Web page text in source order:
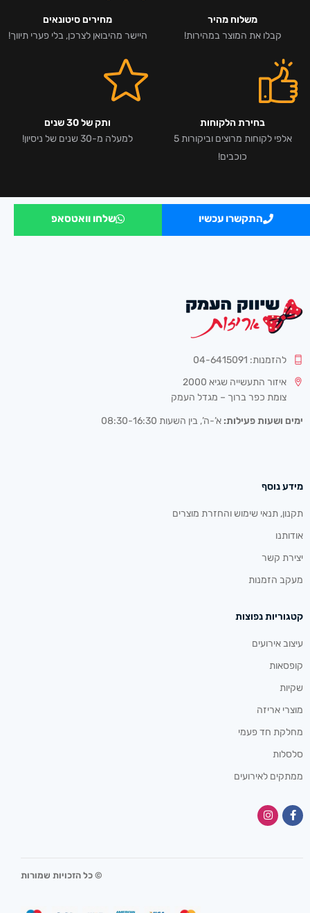
משלוח מהיר
קבלו את המוצר במהירות!
מחירים סיטונאים
היישר מהיבואן לצרכן, בלי פערי תיווך!
בחירת הלקוחות
אלפי לקוחות מרוצים וביקורות 5
כוכבים!
ותק של 30 שנים
למעלה מ-30 שנים של ניסיון!
התקשרו עכשיו שלחו וואטסאפ
להזמנות: 04-6415091
איזור התעשייה שגיא 2000
צומת כפר ברוך – מגדל העמק
ימים ושעות פעילות: א’-ה’, בין השעות 08:30-16:30
מידע נוסף
תקנון, תנאי שימוש והחזרת מוצרים
אודותנו
יצירת קשר
מעקב הזמנות
קטגוריות נפוצות
עיצוב אירועים
קופסאות
שקיות
מוצרי אריזה
מחלקת חד פעמי
סלסלות
ממתקים לאירועים
© כל הזכויות שמורות